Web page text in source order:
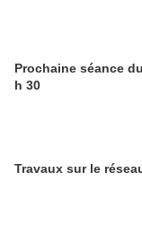
Prochaine séance
h 30
Travaux sur le